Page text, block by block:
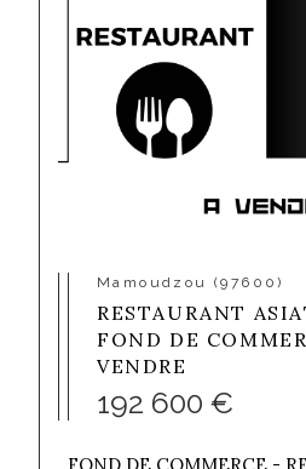
Mamoudzou (97600)
RESTAURANT
FOND DE
VENDRE
192 600 €